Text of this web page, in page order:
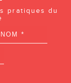
pratiques du